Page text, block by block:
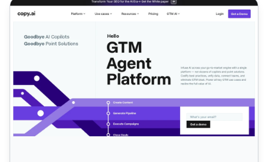
Programa de Afiliados Copy.ai